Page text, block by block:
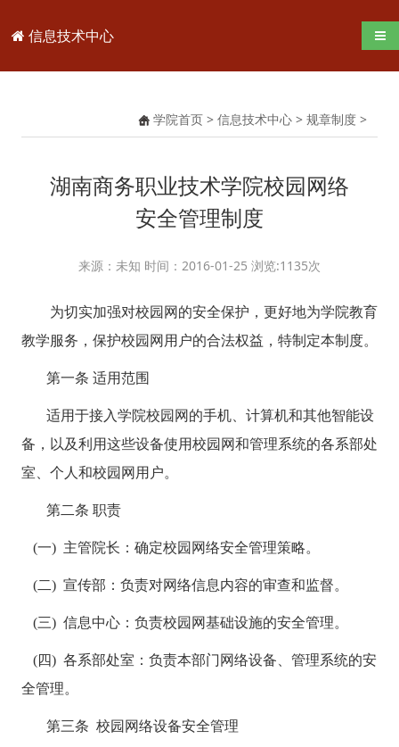
信息技术中心 导
学院首页 > 信息技术中心 > 规章制度 >
湖南商务职业技术学院校园网络
安全管理制度
来源：未知 时间：2016-01-25 浏览:1135次
为切实加强对校园网的安全保护，更好地为学院教育
教学服务，保护校园网用户的合法权益，特制定本制度。
第一条 适用范围
适用于接入学院校园网的手机、计算机和其他智能设
备，以及利用这些设备使用校园网和管理系统的各系部处
室、个人和校园网用户。
第二条 职责
(一) 主管院长：确定校园网络安全管理策略。
(二) 宣传部：负责对网络信息内容的审查和监督。
(三) 信息中心：负责校园网基础设施的安全管理。
(四) 各系部处室：负责本部门网络设备、管理系统的安
全管理。
第三条 校园网络设备安全管理